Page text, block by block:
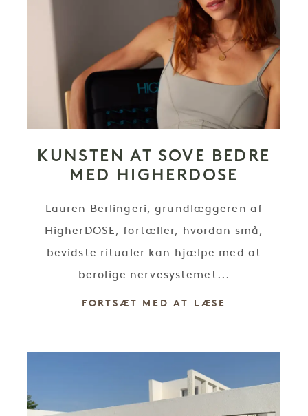
KUNSTEN AT SOVE BEDRE
MED HIGHERDOSE
Lauren Berlingeri, grundlæggeren af
HigherDOSE, fortæller, hvordan små,
bevidste ritualer kan hjælpe med at
berolige nervesystemet...
FORTSÆT MED AT LÆSE